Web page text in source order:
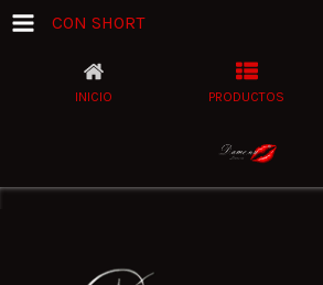
CON SHORT
INICIO PRODUCTOS